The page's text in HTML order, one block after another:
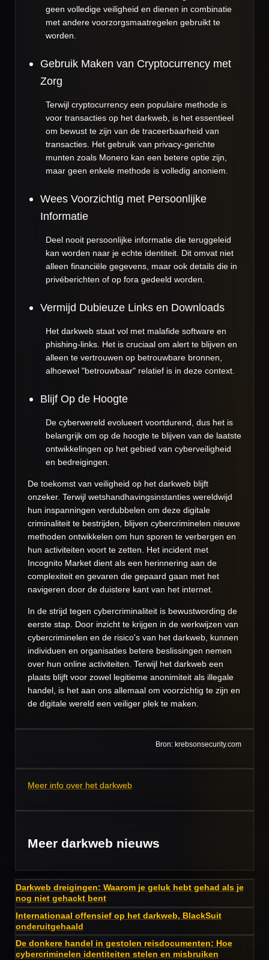
geen volledige veiligheid en dienen in combinatie
met andere voorzorgsmaatregelen gebruikt te
worden.
Gebruik Maken van Cryptocurrency met
Zorg
Terwijl cryptocurrency een populaire methode is
voor transacties op het darkweb, is het essentieel
om bewust te zijn van de traceerbaarheid van
transacties. Het gebruik van privacy-gerichte
munten zoals Monero kan een betere optie zijn,
maar geen enkele methode is volledig anoniem.
Wees Voorzichtig met Persoonlijke
Informatie
Deel nooit persoonlijke informatie die teruggeleid
kan worden naar je echte identiteit. Dit omvat niet
alleen financiële gegevens, maar ook details die in
privéberichten of op fora gedeeld worden.
Vermijd Dubieuze Links en Downloads
Het darkweb staat vol met malafide software en
phishing-links. Het is cruciaal om alert te blijven en
alleen te vertrouwen op betrouwbare bronnen,
alhoewel "betrouwbaar" relatief is in deze context.
Blijf Op de Hoogte
De cyberwereld evolueert voortdurend, dus het is
belangrijk om op de hoogte te blijven van de laatste
ontwikkelingen op het gebied van cyberveiligheid
en bedreigingen.
De toekomst van veiligheid op het darkweb blijft
onzeker. Terwijl wetshandhavingsinstanties wereldwijd
hun inspanningen verdubbelen om deze digitale
criminaliteit te bestrijden, blijven cybercriminelen nieuwe
methoden ontwikkelen om hun sporen te verbergen en
hun activiteiten voort te zetten. Het incident met
Incognito Market dient als een herinnering aan de
complexiteit en gevaren die gepaard gaan met het
navigeren door de duistere kant van het internet.
In de strijd tegen cybercriminaliteit is bewustwording de
eerste stap. Door inzicht te krijgen in de werkwijzen van
cybercriminelen en de risico's van het darkweb, kunnen
individuen en organisaties betere beslissingen nemen
over hun online activiteiten. Terwijl het darkweb een
plaats blijft voor zowel legitieme anonimiteit als illegale
handel, is het aan ons allemaal om voorzichtig te zijn en
de digitale wereld een veiliger plek te maken.
Bron: krebsonsecurity.com
Meer info over het darkweb
Meer darkweb nieuws
Darkweb dreigingen: Waarom je geluk hebt gehad als je
nog niet gehackt bent
Internationaal offensief op het darkweb, BlackSuit
onderuitgehaald
De donkere handel in gestolen reisdocumenten: Hoe
cybercriminelen identiteiten stelen en misbruiken